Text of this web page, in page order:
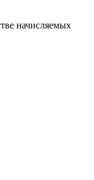
начисляемых